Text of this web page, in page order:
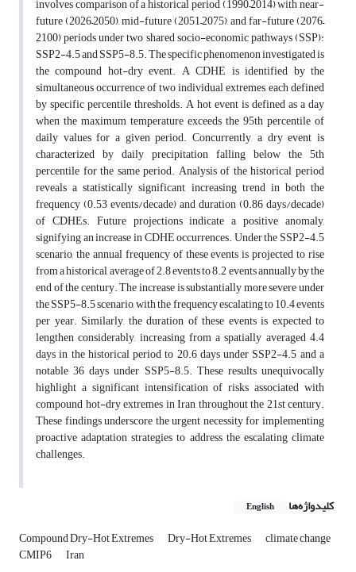
involves comparison of a historical period (1990–2014) with near-
future (2026–2050), mid-future (2051–2075), and far-future (2076–
2100) periods under two shared socio-economic pathways (SSP):
SSP2-4.5 and SSP5-8.5. The specific phenomenon investigated is
the compound hot-dry event. A CDHE is identified by the
simultaneous occurrence of two individual extremes, each defined
by specific percentile thresholds. A hot event is defined as a day
when the maximum temperature exceeds the 95th percentile of
daily values for a given period. Concurrently, a dry event is
characterized by daily precipitation falling below the 5th
percentile for the same period. Analysis of the historical period
reveals a statistically significant increasing trend in both the
frequency (0.53 events/decade) and duration (0.86 days/decade)
of CDHEs. Future projections indicate a positive anomaly,
signifying an increase in CDHE occurrences. Under the SSP2-4.5
scenario, the annual frequency of these events is projected to rise
from a historical average of 2.8 events to 8.2 events annually by the
end of the century. The increase is substantially more severe under
the SSP5-8.5 scenario, with the frequency escalating to 10.4 events
per year. Similarly, the duration of these events is expected to
lengthen considerably, increasing from a spatially averaged 4.4
days in the historical period to 20.6 days under SSP2-4.5 and a
notable 36 days under SSP5-8.5. These results unequivocally
highlight a significant intensification of risks associated with
compound hot-dry extremes in Iran throughout the 21st century.
These findings underscore the urgent necessity for implementing
proactive adaptation strategies to address the escalating climate
challenges.
کلیدواژه‌ها English
Compound Dry-Hot Extremes Dry-Hot Extremes climate change
CMIP6 Iran